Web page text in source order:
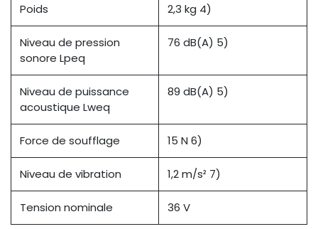
Poids 2,3 kg 4)
Niveau de pression
sonore Lpeq
76 dB(A) 5)
Niveau de puissance
acoustique Lweq
89 dB(A) 5)
Force de soufflage 15 N 6)
Niveau de vibration 1,2 m/s² 7)
Tension nominale 36 V